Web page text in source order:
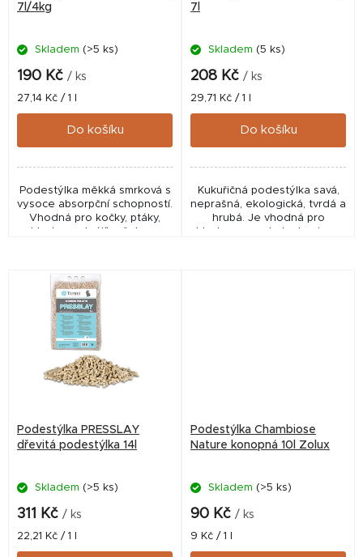
7l/4kg
Skladem (>5 ks)
190 Kč / ks
Měrná
cena:
27,14 Kč / 1 l
Do košíku
Podestýlka měkká smrková s
vysoce absorpční schopností.
Vhodná pro kočky, ptáky,
hlodavce, králíky, želvy a
7l
Skladem (5 ks)
208 Kč / ks
Měrná
cena:
29,71 Kč / 1 l
Do košíku
Kukuřičná podestýlka savá,
neprašná, ekologická, tvrdá a
hrubá. Je vhodná pro
hlodavce, pod ptactvo i pro
Podestýlka PRESSLAY
dřevitá podestýlka 14l
Skladem (>5 ks)
311 Kč / ks
Měrná
cena:
22,21 Kč / 1 l
Podestýlka Chambiose
Nature konopná 10l Zolux
Skladem (>5 ks)
90 Kč / ks
Měrná
cena:
9 Kč / 1 l